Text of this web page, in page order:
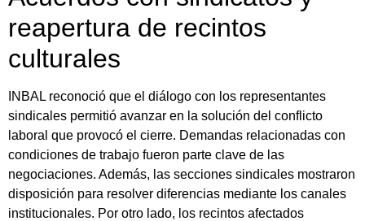
reapertura de recintos
culturales
INBAL reconoció que el diálogo con los representantes
sindicales permitió avanzar en la solución del conflicto
laboral que provocó el cierre. Demandas relacionadas con
condiciones de trabajo fueron parte clave de las
negociaciones. Además, las secciones sindicales mostraron
disposición para resolver diferencias mediante los canales
institucionales. Por otro lado, los recintos afectados